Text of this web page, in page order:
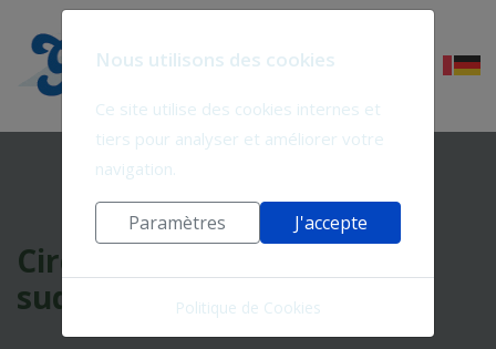
Circuit 3 jours Mont Lozère
sud
Nous utilisons des cookies
Ce site utilise des cookies internes et
tiers pour analyser et améliorer votre
navigation.
Paramètres J'accepte
Politique de Cookies